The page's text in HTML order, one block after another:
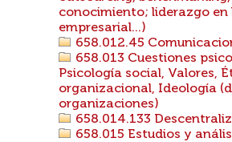
conocimiento; liderazgo en
empresarial...)
658.012.45
658.013 Cuestiones
Psicología social, Valores,
organizacional, Ideología
organizaciones)
658.014.133
658.015 Estudios y